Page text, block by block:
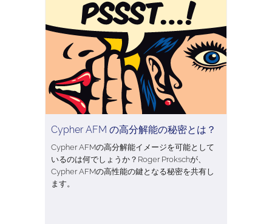
Cypher AFM の高分解能の秘密とは？
Cypher AFMの高分解能イメージを可能として
いるのは何でしょうか？Roger Prokschが、
Cypher AFMの高性能の鍵となる秘密を共有し
ます。